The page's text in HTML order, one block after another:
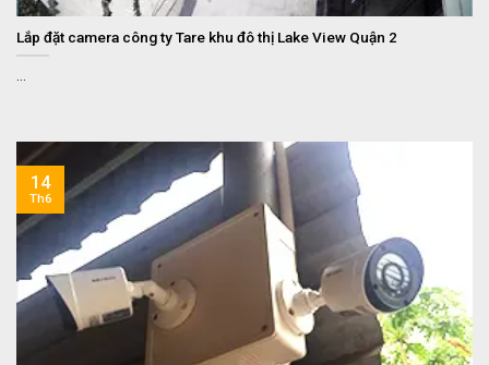
Lắp đặt camera công ty Tare khu đô thị Lake View Quận 2
14
Th6